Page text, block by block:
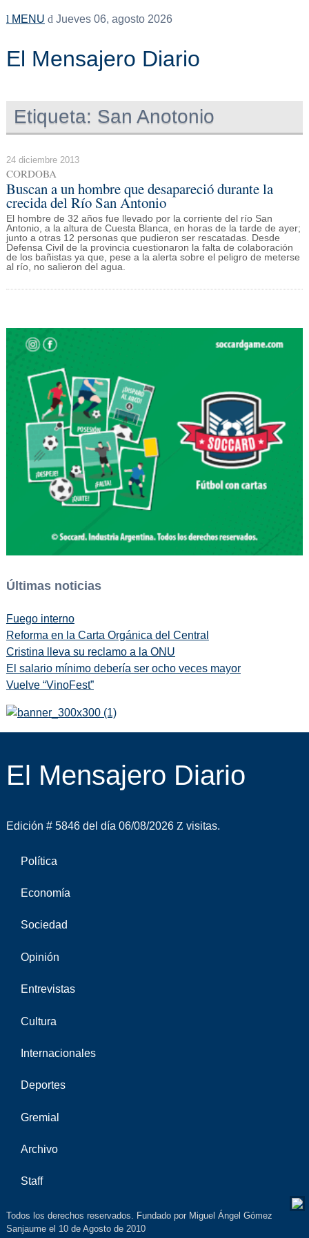
MENU Jueves 06, agosto 2026
El Mensajero Diario
Etiqueta: San Anotonio
24 diciembre 2013
CORDOBA
Buscan a un hombre que desapareció durante la
crecida del Río San Antonio
El hombre de 32 años fue llevado por la corriente del río San
Antonio, a la altura de Cuesta Blanca, en horas de la tarde de ayer;
junto a otras 12 personas que pudieron ser rescatadas. Desde
Defensa Civil de la provincia cuestionaron la falta de colaboración
de los bañistas ya que, pese a la alerta sobre el peligro de meterse
al río, no salieron del agua.
Últimas noticias
Fuego interno
Reforma en la Carta Orgánica del Central
Cristina lleva su reclamo a la ONU
El salario mínimo debería ser ocho veces mayor
Vuelve “VinoFest”
El Mensajero Diario
Edición # 5846 del día 06/08/2026 visitas.
Política
Economía
Sociedad
Opinión
Entrevistas
Cultura
Internacionales
Deportes
Gremial
Archivo
Staff
Todos los derechos reservados. Fundado por Miguel Ángel Gómez
Sanjaume el 10 de Agosto de 2010